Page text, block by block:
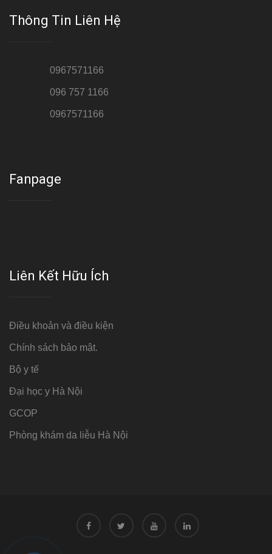
Thông Tin Liên Hệ
0967571166
096 757 1166
0967571166
Fanpage
Liên Kết Hữu Ích
Điều khoản và điều kiện
Chính sách bảo mật.
Bộ y tế
Đại học y Hà Nội
GCOP
Phòng khám da liễu Hà Nội